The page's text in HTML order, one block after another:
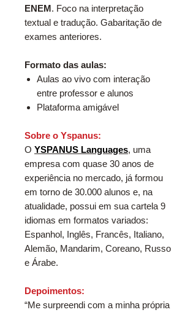
ENEM. Foco na interpretação
textual e tradução. Gabaritação de
exames anteriores.
Formato das aulas:
Aulas ao vivo com interação
entre professor e alunos
Plataforma amigável
Sobre o Yspanus:
O YSPANUS Languages, uma
empresa com quase 30 anos de
experiência no mercado, já formou
em torno de 30.000 alunos e, na
atualidade, possui em sua cartela 9
idiomas em formatos variados:
Espanhol, Inglês, Francês, Italiano,
Alemão, Mandarim, Coreano, Russo
e Árabe.
Depoimentos:
“Me surpreendi com a minha própria